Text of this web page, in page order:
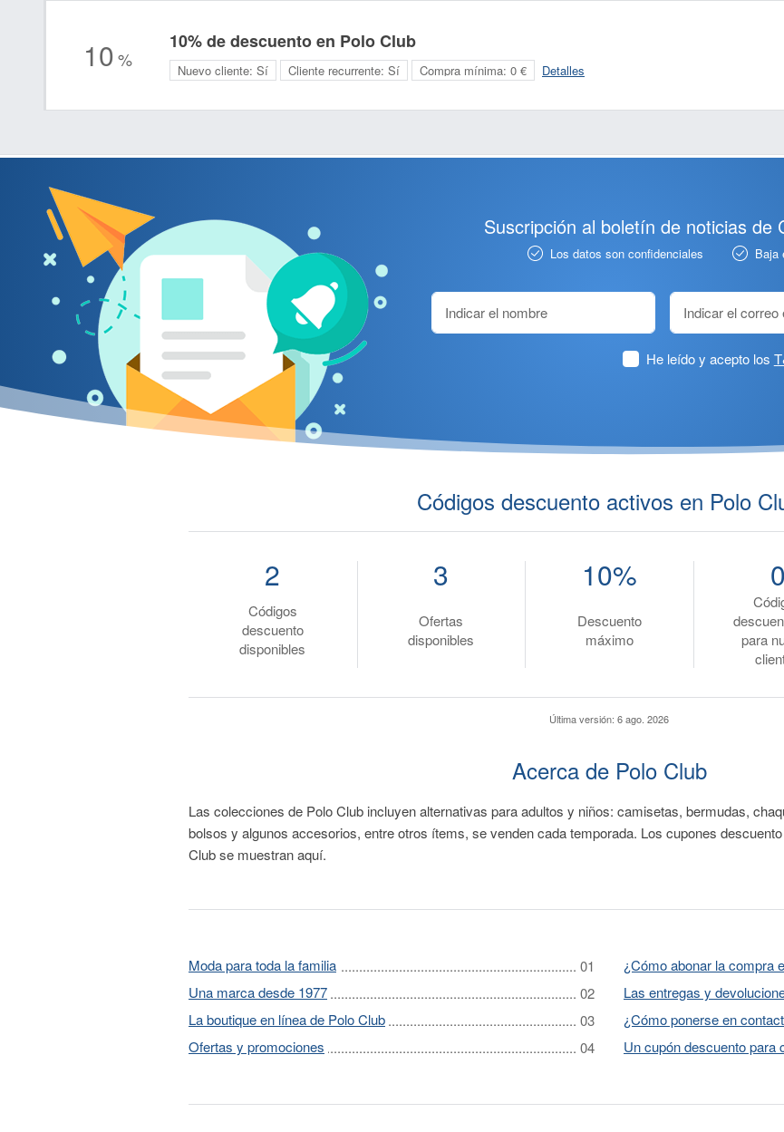
10%
10% de descuento en Polo Club
Nuevo cliente: Sí Cliente recurrente: Sí Compra mínima: 0 € Detalles
Suscripción al boletín de noticias de
Los datos son confidenciales Baja
He leído y acepto los
Códigos descuento activos en Polo
Códigos
descuento
disponibles
2
Ofertas
disponibles
3
Descuento
máximo
10%
para
0
Última versión: 6 ago. 2026
Acerca de Polo Club
Las colecciones de Polo Club incluyen alternativas para adultos y niños: camisetas, bermudas,
bolsos y algunos accesorios, entre otros ítems, se venden cada temporada. Los cupones
Club se muestran aquí.
Moda para toda la familia
Una marca desde 1977
La boutique en línea de Polo Club
Ofertas y promociones
¿Cómo abonar la compra
Las entregas y
¿Cómo ponerse en
Un cupón descuento para